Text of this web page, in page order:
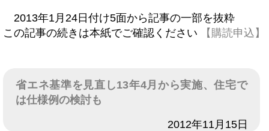
2013年1月24日付け5面から記事の一部を抜粋
この記事の続きは本紙でご確認ください
【購読申込】
省エネ基準を見直し13年4月から実施、住宅で
は仕様例の検討も
2012年11月15日